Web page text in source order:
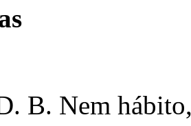
B. Nem